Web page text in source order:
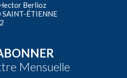
Berlioz
ÉTIENNE
Mensuelle